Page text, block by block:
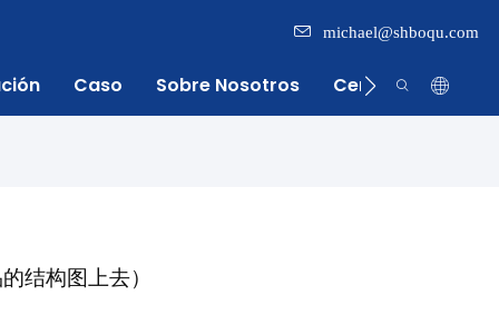
michael@shboqu.com
Caso Sobre Nosotros Centro De
结构图上去）